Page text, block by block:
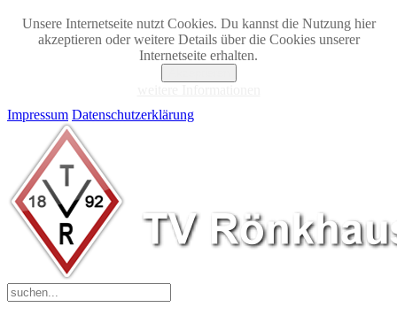
Unsere Internetseite nutzt Cookies. Du kannst die Nutzung hier
akzeptieren oder weitere Details über die Cookies unserer
Internetseite erhalten.
Impressum Datenschutzerklärung